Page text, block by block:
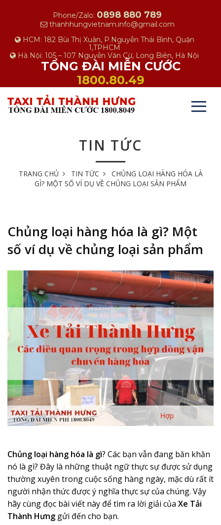
Phone/Zalo: 0898 880 789
thanhhungvietnam.info@gmail.com
HCM: 182 Bùi Thị Xuân, P.Nguyễn Thái Bình, Quận
1,TPHCM
Hà Nội: 105 – 107 Nguyễn Văn Cừ, Long Biên, Hà Nội
TỔNG ĐÀI MIỄN CƯỚC
1800.80.49
TIN TỨC
TRANG CHỦ TIN TỨC
CHỦNG LOẠI HÀNG HÓA LÀ
GÌ? MỘT SỐ VÍ DỤ VỀ CHỦNG LOẠI SẢN PHẨM
Chủng loại hàng hóa là gì? Một
số ví dụ về chủng loại sản phẩm
Chủng loại hàng hóa là gì? Các bạn vẫn đang băn khăn
nó là gì? Đây là những thuật ngữ thực sự được sử dụng
thường xuyên trong cuộc sống hàng ngày, mặc dù rất ít
người nhận thức được ý nghĩa thực sự của chúng. Vậy
hãy cùng đọc bài viết này để tìm ra lời giải của Xe Tải
Thành Hưng gửi đến cho bạn.